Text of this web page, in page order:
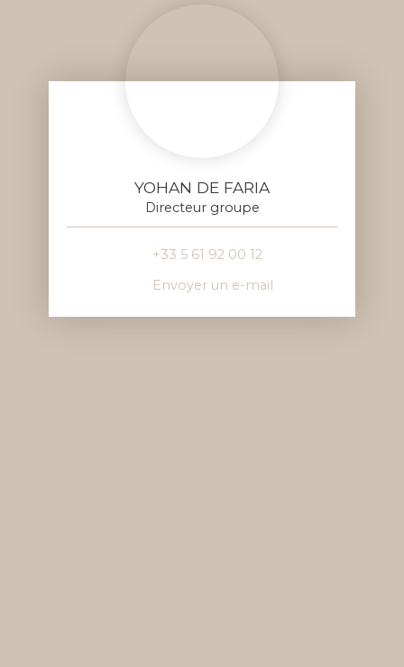
YOHAN DE FARIA
Directeur groupe
+33 5 61 92 00 12
Envoyer un e-mail